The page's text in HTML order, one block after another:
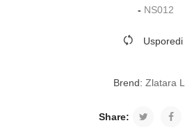
- NS012
Usporedi
Brend: Zlatara
Share: